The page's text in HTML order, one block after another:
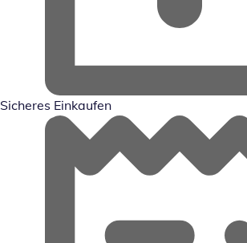
Sicheres Einkaufen